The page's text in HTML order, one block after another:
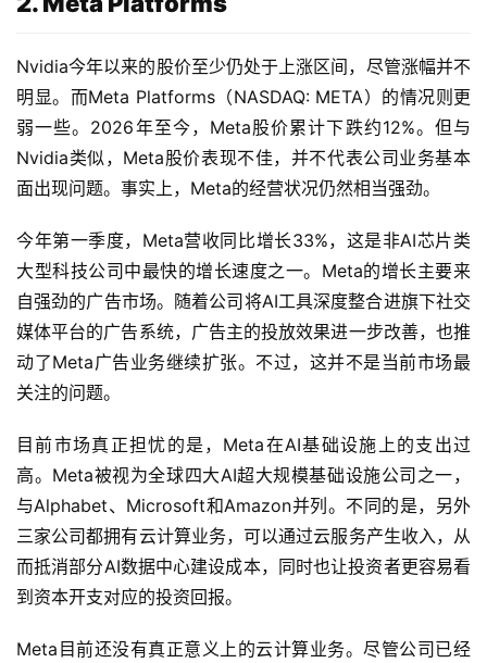
Nvidia今年以来的股价至少仍处于上涨区间，尽管涨幅并不
明显。而Meta Platforms（NASDAQ: META）的情况则更
弱一些。2026年至今，Meta股价累计下跌约12%。但与
Nvidia类似，Meta股价表现不佳，并不代表公司业务基本
面出现问题。事实上，Meta的经营状况仍然相当强劲。
今年第一季度，Meta营收同比增长33%，这是非AI芯片类
大型科技公司中最快的增长速度之一。Meta的增长主要来
自强劲的广告市场。随着公司将AI工具深度整合进旗下社交
媒体平台的广告系统，广告主的投放效果进一步改善，也推
动了Meta广告业务继续扩张。不过，这并不是当前市场最
关注的问题。
目前市场真正担忧的是，Meta在AI基础设施上的支出过
高。Meta被视为全球四大AI超大规模基础设施公司之一，
与Alphabet、Microsoft和Amazon并列。不同的是，另外
三家公司都拥有云计算业务，可以通过云服务产生收入，从
而抵消部分AI数据中心建设成本，同时也让投资者更容易看
到资本开支对应的投资回报。
Meta目前还没有真正意义上的云计算业务。尽管公司已经